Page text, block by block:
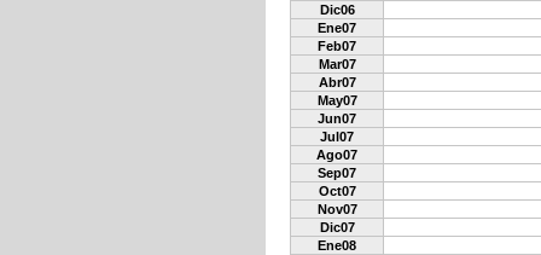
Dic06
Ene07
Feb07
Mar07
Abr07
May07
Jun07
Jul07
Ago07
Sep07
Oct07
Nov07
Dic07
Ene08